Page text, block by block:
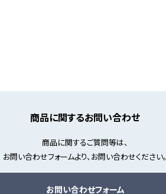
商品に関するお問い合わせ
商品に関するご質問等は、
お問い合わせフォームより、お問い合わせください。
お問い合わせフォーム